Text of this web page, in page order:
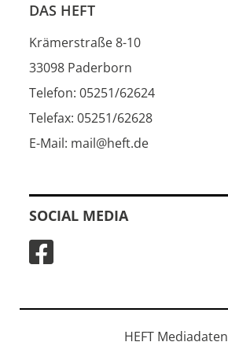
DAS HEFT
Krämerstraße 8-10
33098 Paderborn
Telefon: 05251/62624
Telefax: 05251/62628
E-Mail: mail@heft.de
SOCIAL MEDIA
HEFT Mediadaten